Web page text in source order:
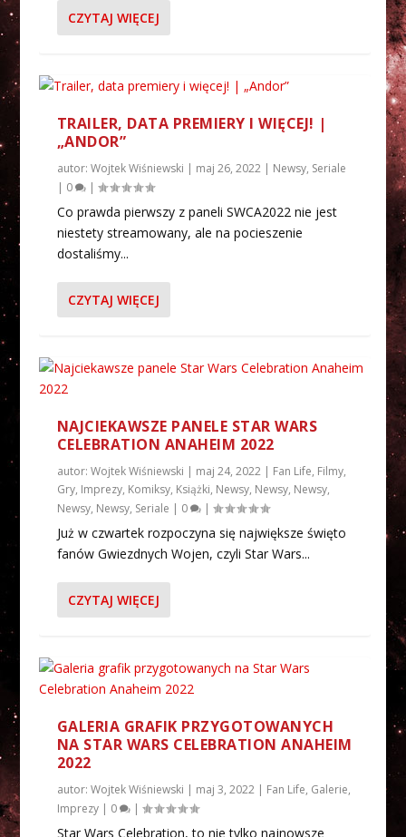
CZYTAJ WIĘCEJ
TRAILER, DATA PREMIERY I WIĘCEJ! |
„ANDOR”
autor: Wojtek Wiśniewski | maj 26, 2022| Newsy, Seriale
| 0 |
Co prawda pierwszy z paneli SWCA2022 nie jest
niestety streamowany, ale na pocieszenie
dostaliśmy...
CZYTAJ WIĘCEJ
NAJCIEKAWSZE PANELE STAR WARS
CELEBRATION ANAHEIM 2022
autor: Wojtek Wiśniewski | maj 24, 2022| Fan Life, Filmy,
Gry, Imprezy, Komiksy, Książki, Newsy, Newsy, Newsy,
Newsy, Newsy, Seriale | 0 |
Już w czwartek rozpoczyna się największe święto
fanów Gwiezdnych Wojen, czyli Star Wars...
CZYTAJ WIĘCEJ
GALERIA GRAFIK PRZYGOTOWANYCH
NA STAR WARS CELEBRATION ANAHEIM
2022
autor: Wojtek Wiśniewski | maj 3, 2022| Fan Life, Galerie,
Imprezy| 0 |
Star Wars Celebration, to nie tylko najnowsze